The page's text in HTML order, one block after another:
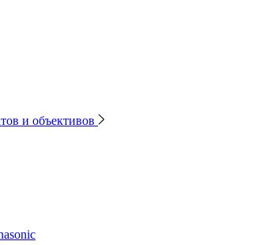
и объективов